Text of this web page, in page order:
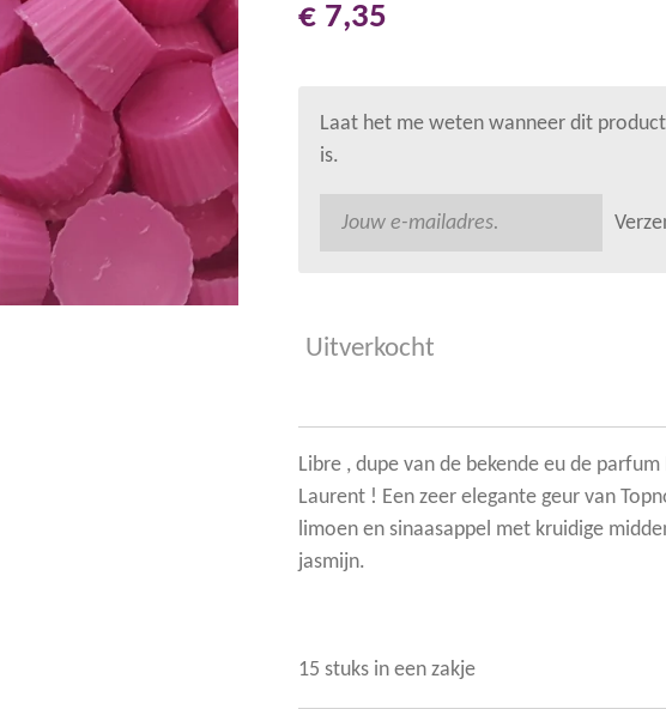
€ 7,35
Laat het me weten wanneer dit
is.
Uitverkocht
Libre , dupe van de bekende eu de parfum
Laurent ! Een zeer elegante geur van
limoen en sinaasappel met kruidige
jasmijn.
15 stuks in een zakje